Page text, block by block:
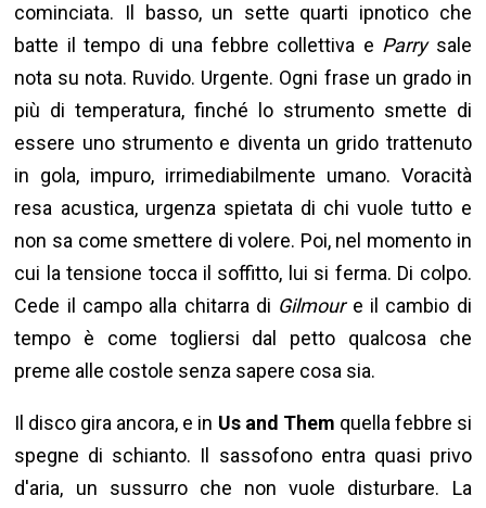
cominciata. Il basso, un sette quarti ipnotico che
batte il tempo di una febbre collettiva e Parry sale
nota su nota. Ruvido. Urgente. Ogni frase un grado in
più di temperatura, finché lo strumento smette di
essere uno strumento e diventa un grido trattenuto
in gola, impuro, irrimediabilmente umano. Voracità
resa acustica, urgenza spietata di chi vuole tutto e
non sa come smettere di volere. Poi, nel momento in
cui la tensione tocca il soffitto, lui si ferma. Di colpo.
Cede il campo alla chitarra di Gilmour e il cambio di
tempo è come togliersi dal petto qualcosa che
preme alle costole senza sapere cosa sia.
Il disco gira ancora, e in Us and Them quella febbre si
spegne di schianto. Il sassofono entra quasi privo
d'aria, un sussurro che non vuole disturbare. La